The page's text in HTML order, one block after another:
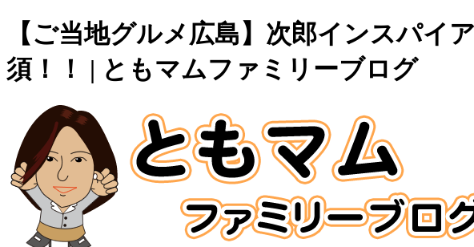
【ご当地グルメ広島】次郎インスパイ
須！！ | ともマムファミリーブログ